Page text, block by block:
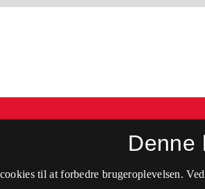
(Online)
Denne
til at forbedre brugeroplevelsen.